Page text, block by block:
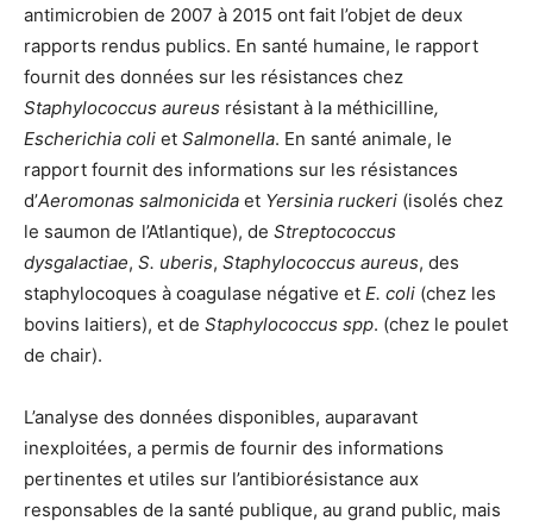
antimicrobien de 2007 à 2015 ont fait l’objet de deux
rapports rendus publics. En santé humaine, le rapport
fournit des données sur les résistances chez
Staphylococcus aureus résistant à la méthicilline,
Escherichia coli et Salmonella. En santé animale, le
rapport fournit des informations sur les résistances
d’Aeromonas salmonicida et Yersinia ruckeri (isolés chez
le saumon de l’Atlantique), de Streptococcus
dysgalactiae, S. uberis, Staphylococcus aureus, des
staphylocoques à coagulase négative et E. coli (chez les
bovins laitiers), et de Staphylococcus spp. (chez le poulet
de chair).
L’analyse des données disponibles, auparavant
inexploitées, a permis de fournir des informations
pertinentes et utiles sur l’antibiorésistance aux
responsables de la santé publique, au grand public, mais